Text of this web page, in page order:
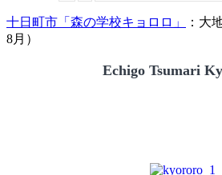
十日町市「森の学校キョロロ」
：大
8月）
Echigo Tsumari